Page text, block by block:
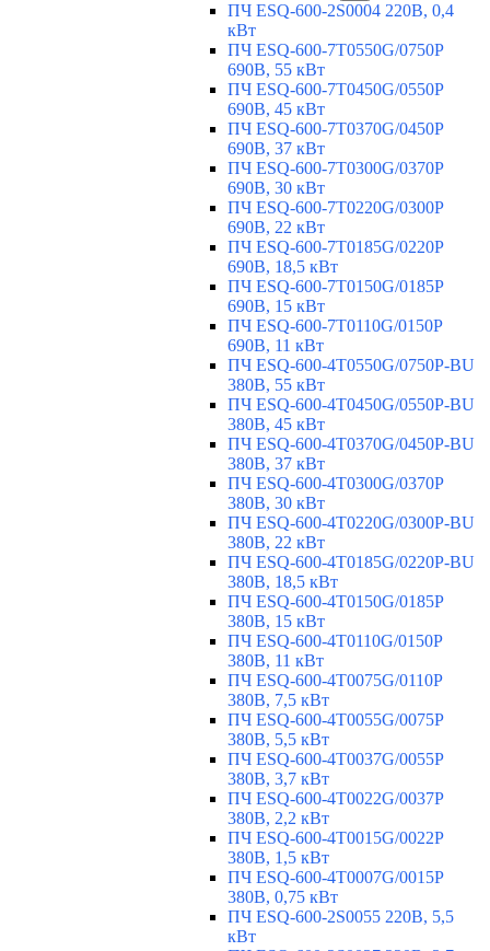
ПЧ ESQ-600-2S0004 220В, 0,4
кВт
ПЧ ESQ-600-7T0550G/0750P
690В, 55 кВт
ПЧ ESQ-600-7T0450G/0550P
690В, 45 кВт
ПЧ ESQ-600-7T0370G/0450P
690В, 37 кВт
ПЧ ESQ-600-7T0300G/0370P
690В, 30 кВт
ПЧ ESQ-600-7T0220G/0300P
690В, 22 кВт
ПЧ ESQ-600-7T0185G/0220P
690В, 18,5 кВт
ПЧ ESQ-600-7T0150G/0185P
690В, 15 кВт
ПЧ ESQ-600-7T0110G/0150P
690В, 11 кВт
ПЧ ESQ-600-4T0550G/0750P-BU
380В, 55 кВт
ПЧ ESQ-600-4T0450G/0550P-BU
380В, 45 кВт
ПЧ ESQ-600-4T0370G/0450P-BU
380В, 37 кВт
ПЧ ESQ-600-4T0300G/0370P
380В, 30 кВт
ПЧ ESQ-600-4T0220G/0300P-BU
380В, 22 кВт
ПЧ ESQ-600-4T0185G/0220P-BU
380В, 18,5 кВт
ПЧ ESQ-600-4T0150G/0185P
380В, 15 кВт
ПЧ ESQ-600-4T0110G/0150P
380В, 11 кВт
ПЧ ESQ-600-4T0075G/0110P
380В, 7,5 кВт
ПЧ ESQ-600-4T0055G/0075P
380В, 5,5 кВт
ПЧ ESQ-600-4T0037G/0055P
380В, 3,7 кВт
ПЧ ESQ-600-4T0022G/0037P
380В, 2,2 кВт
ПЧ ESQ-600-4T0015G/0022P
380В, 1,5 кВт
ПЧ ESQ-600-4T0007G/0015P
380В, 0,75 кВт
ПЧ ESQ-600-2S0055 220В, 5,5
кВт